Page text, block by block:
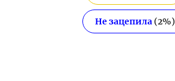
Не зацепила(2%)